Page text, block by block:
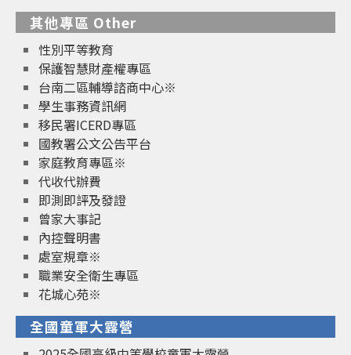
其他專區 Other
性別平等教育
保護智慧財產權專區
台南二區輔導諮商中心※
學生事務資訊網
移民署ICERD專區
國教署公文公告平台
家庭教育專區※
代收代辦費
即測即評及發證
曾家大事記
內控聲明書
處室規章※
職業安全衛生專區
花城心苑※
全國童軍大露營